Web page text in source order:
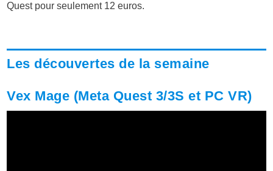
Quest pour seulement 12 euros.
Les découvertes de la semaine
Vex Mage (Meta Quest 3/3S et PC VR)